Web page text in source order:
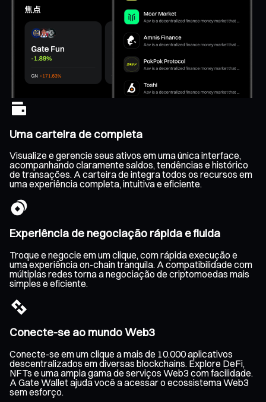
Uma carteira de completa
Visualize e gerencie seus ativos em uma única interface,
acompanhando claramente saldos, tendências e histórico
de transações. A carteira de integra todos os recursos em
uma experiência completa, intuitiva e eficiente.
Experiência de negociação rápida e fluida
Troque e negocie em um clique, com rápida execução e
uma experiência on-chain tranquila. A compatibilidade com
múltiplas redes torna a negociação de criptomoedas mais
simples e eficiente.
Conecte-se ao mundo Web3
Conecte-se em um clique a mais de 10.000 aplicativos
descentralizados em diversas blockchains. Explore DeFi,
NFTs e uma ampla gama de serviços Web3 com facilidade.
A Gate Wallet ajuda você a acessar o ecossistema Web3
sem esforço.